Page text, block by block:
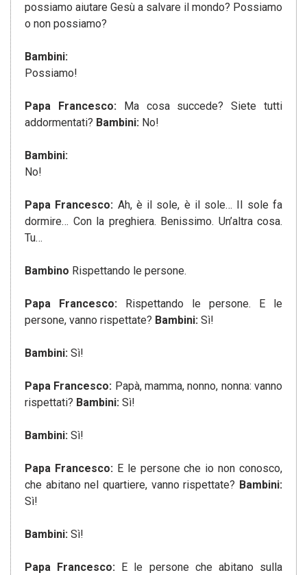
possiamo aiutare Gesù a salvare il mondo? Possiamo
o non possiamo?
Bambini:
Possiamo!
Papa Francesco:Ma cosa succede? Siete tutti
addormentati? Bambini: No!
Bambini:
No!
Papa Francesco: Ah, è il sole, è il sole… Il sole fa
dormire… Con la preghiera. Benissimo. Un’altra cosa.
Tu…
Bambino Rispettando le persone.
Papa Francesco: Rispettando le persone. E le
persone, vanno rispettate? Bambini: Sì!
Bambini: Sì!
Papa Francesco: Papà, mamma, nonno, nonna: vanno
rispettati? Bambini: Sì!
Bambini: Sì!
Papa Francesco:E le persone che io non conosco,
che abitano nel quartiere, vanno rispettate? Bambini:
Sì!
Bambini: Sì!
Papa Francesco: E le persone che abitano sulla